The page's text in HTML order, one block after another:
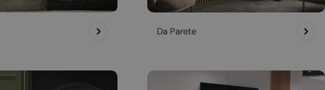
Da Parete